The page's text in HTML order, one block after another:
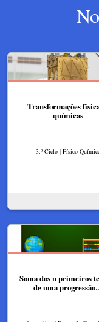
Transformações
químicas
3.º Ciclo | Físico-
Soma dos n primeiros
de uma